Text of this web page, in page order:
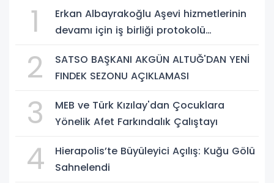
1
Erkan Albayrakoğlu Aşevi hizmetlerinin
devamı için iş birliği protokolü
2
SATSO BAŞKANI AKGÜN ALTUĞ'DAN YENİ
FINDEK SEZONU AÇIKLAMASI
3
MEB ve Türk Kızılay'dan Çocuklara
Yönelik Afet Farkındalık Çalıştayı
4
Hierapolis’te Büyüleyici Açılış: Kuğu Gölü
Sahnelendi